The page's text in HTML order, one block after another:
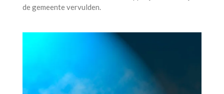
de gemeente vervulden.